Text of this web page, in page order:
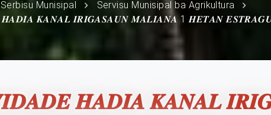
Serbisu Munisipal
Servisu Munisipal ba Agrikultura
𝑯𝑨𝑫𝑰𝑨 𝑲𝑨𝑵𝑨𝑳 𝑰𝑹𝑰𝑮𝑨𝑺𝑨𝑼𝑵 𝑴𝑨𝑳𝑰𝑨𝑵𝑨 1 𝑯𝑬𝑻𝑨𝑵
𝑯𝑨𝑫𝑰𝑨 𝑲𝑨𝑵𝑨𝑳